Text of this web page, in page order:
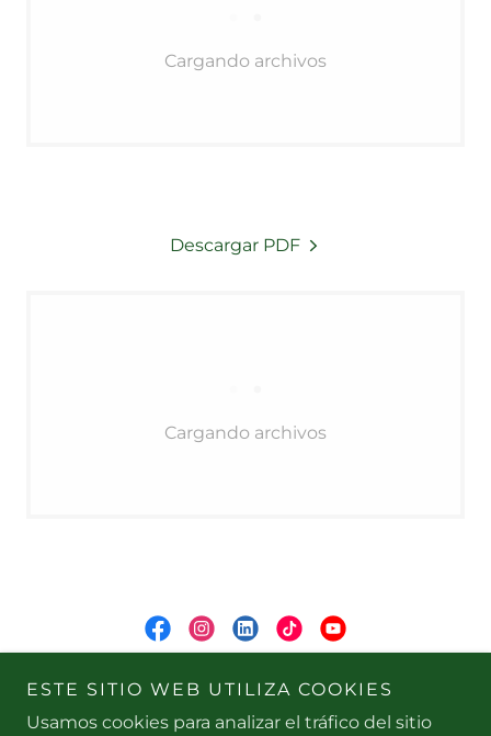
Cargando archivos
Descargar PDF
Cargando archivos
INEC
Correo Institucional: admisiones@inec.org.mx
ESTE SITIO WEB UTILIZA COOKIES
Usamos cookies para analizar el tráfico del sitio